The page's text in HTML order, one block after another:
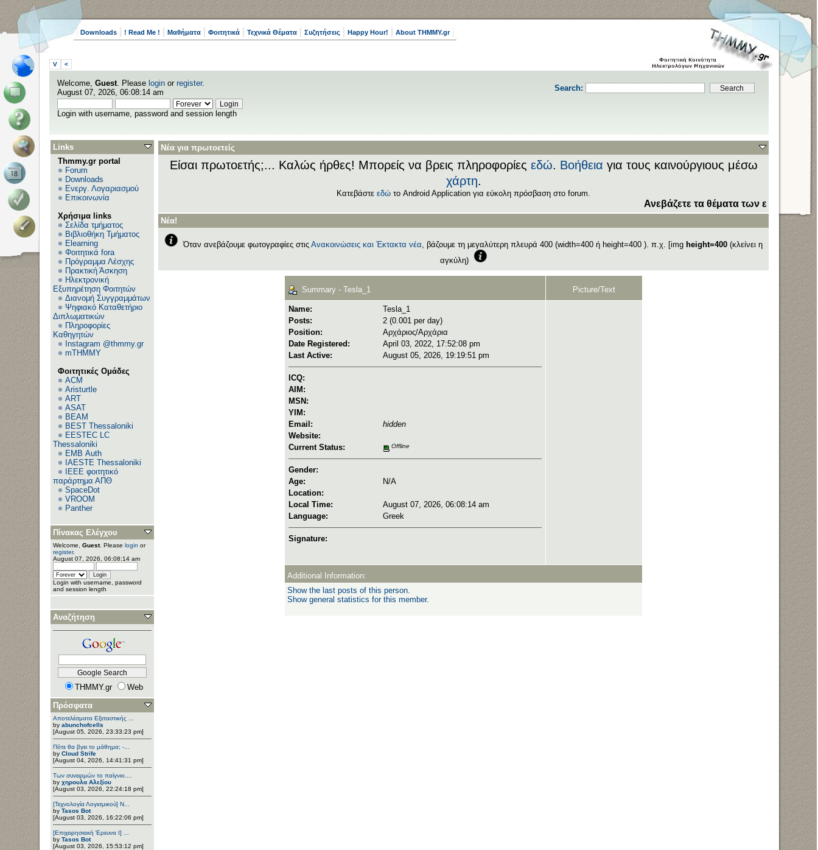
Downloads ! Read Me ! Μαθήματα Φοιτητικά Τεχνικά Θέματα Συζητήσεις Happy Hour! About THMMY.gr
V <
Search:
Welcome, Guest. Please login or register.
August 07, 2026, 06:08:14 am
Login with username, password and session length
Links
Thmmy.gr portal
Forum
Downloads
Ενεργ. Λογαριασμού
Επικοινωνία
Χρήσιμα links
Σελίδα τμήματος
Βιβλιοθήκη Τμήματος
Elearning
Φοιτητικά fora
Πρόγραμμα Λέσχης
Πρακτική Άσκηση
Ηλεκτρονική
Εξυπηρέτηση Φοιτητών
Διανομή Συγγραμμάτων
Ψηφιακό Καταθετήριο
Διπλωματικών
Πληροφορίες
Καθηγητών
Instagram @thmmy.gr
mTHMMY
Φοιτητικές Ομάδες
ACM
Aristurtle
ART
ASAT
BEAM
BEST Thessaloniki
EESTEC LC
Thessaloniki
EΜΒ Auth
IAESTE Thessaloniki
IEEE φοιτητικό
παράρτημα ΑΠΘ
SpaceDot
VROOM
Panther
Πίνακας Ελέγχου
Welcome, Guest. Please login or
register.
August 07, 2026, 06:08:14 am
Login with username, password
and session length
Αναζήτηση
THMMY.gr
Web
Πρόσφατα
Αποτελέσματα Εξεταστικής ...
by abunchofcells
[August 05, 2026, 23:33:23 pm]
Πότε θα βγει το μάθημα; -...
by Cloud Strife
[August 04, 2026, 14:41:31 pm]
Των συνειρμών το παίγνιο....
by χηρουλα Αλεξίου
[August 03, 2026, 22:24:18 pm]
[Τεχνολογία Λογισμικού] Ν...
by Tasos Bot
[August 03, 2026, 16:22:06 pm]
[Επιχειρησιακή Έρευνα Ι] ...
by Tasos Bot
[August 03, 2026, 15:53:12 pm]
Νέα για πρωτοετείς
Είσαι πρωτοετής;... Καλώς ήρθες! Μπορείς να βρεις πληροφορίες εδώ. Βοήθεια για τους καινούργιους μέσω
χάρτη.
Κατεβάστε εδώ το Android Application για εύκολη πρόσβαση στο forum.
Ανεβάζετε τα θέματα των εξετάσεων στον
Νέα!
Όταν ανεβάζουμε φωτογραφίες στις Ανακοινώσεις και Έκτακτα νέα, βάζουμε τη μεγαλύτερη πλευρά 400 (width=400 ή height=400 ). π.χ. [img height=400 (κλείνει η
αγκύλη)
Summary - Tesla_1 Picture/Text
Name:
Tesla_1
Posts:
2 (0.001 per day)
Position:
Αρχάριος/Αρχάρια
Date Registered:
April 03, 2022, 17:52:08 pm
Last Active:
August 05, 2026, 19:19:51 pm
ICQ:
AIM:
MSN:
YIM:
Email:
hidden
Website:
Current Status:
Offline
Gender:
Age:
N/A
Location:
Local Time:
August 07, 2026, 06:08:14 am
Language:
Greek
Signature:
Additional Information:
Show the last posts of this person.
Show general statistics for this member.